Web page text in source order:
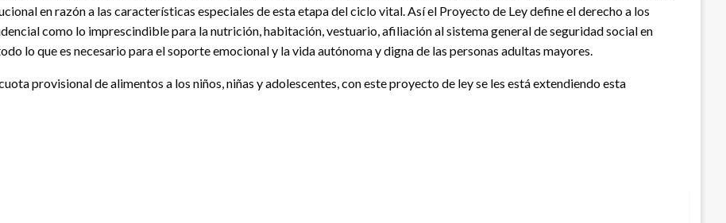
en razón a las características especiales de esta etapa del ciclo vital. Así el Proyecto de Ley define el derecho a los
como lo imprescindible para la nutrición, habitación, vestuario, afiliación al sistema general de seguridad social en
lo que es necesario para el soporte emocional y la vida autónoma y digna de las personas adultas mayores.
provisional de alimentos a los niños, niñas y adolescentes, con este proyecto de ley se les está extendiendo esta